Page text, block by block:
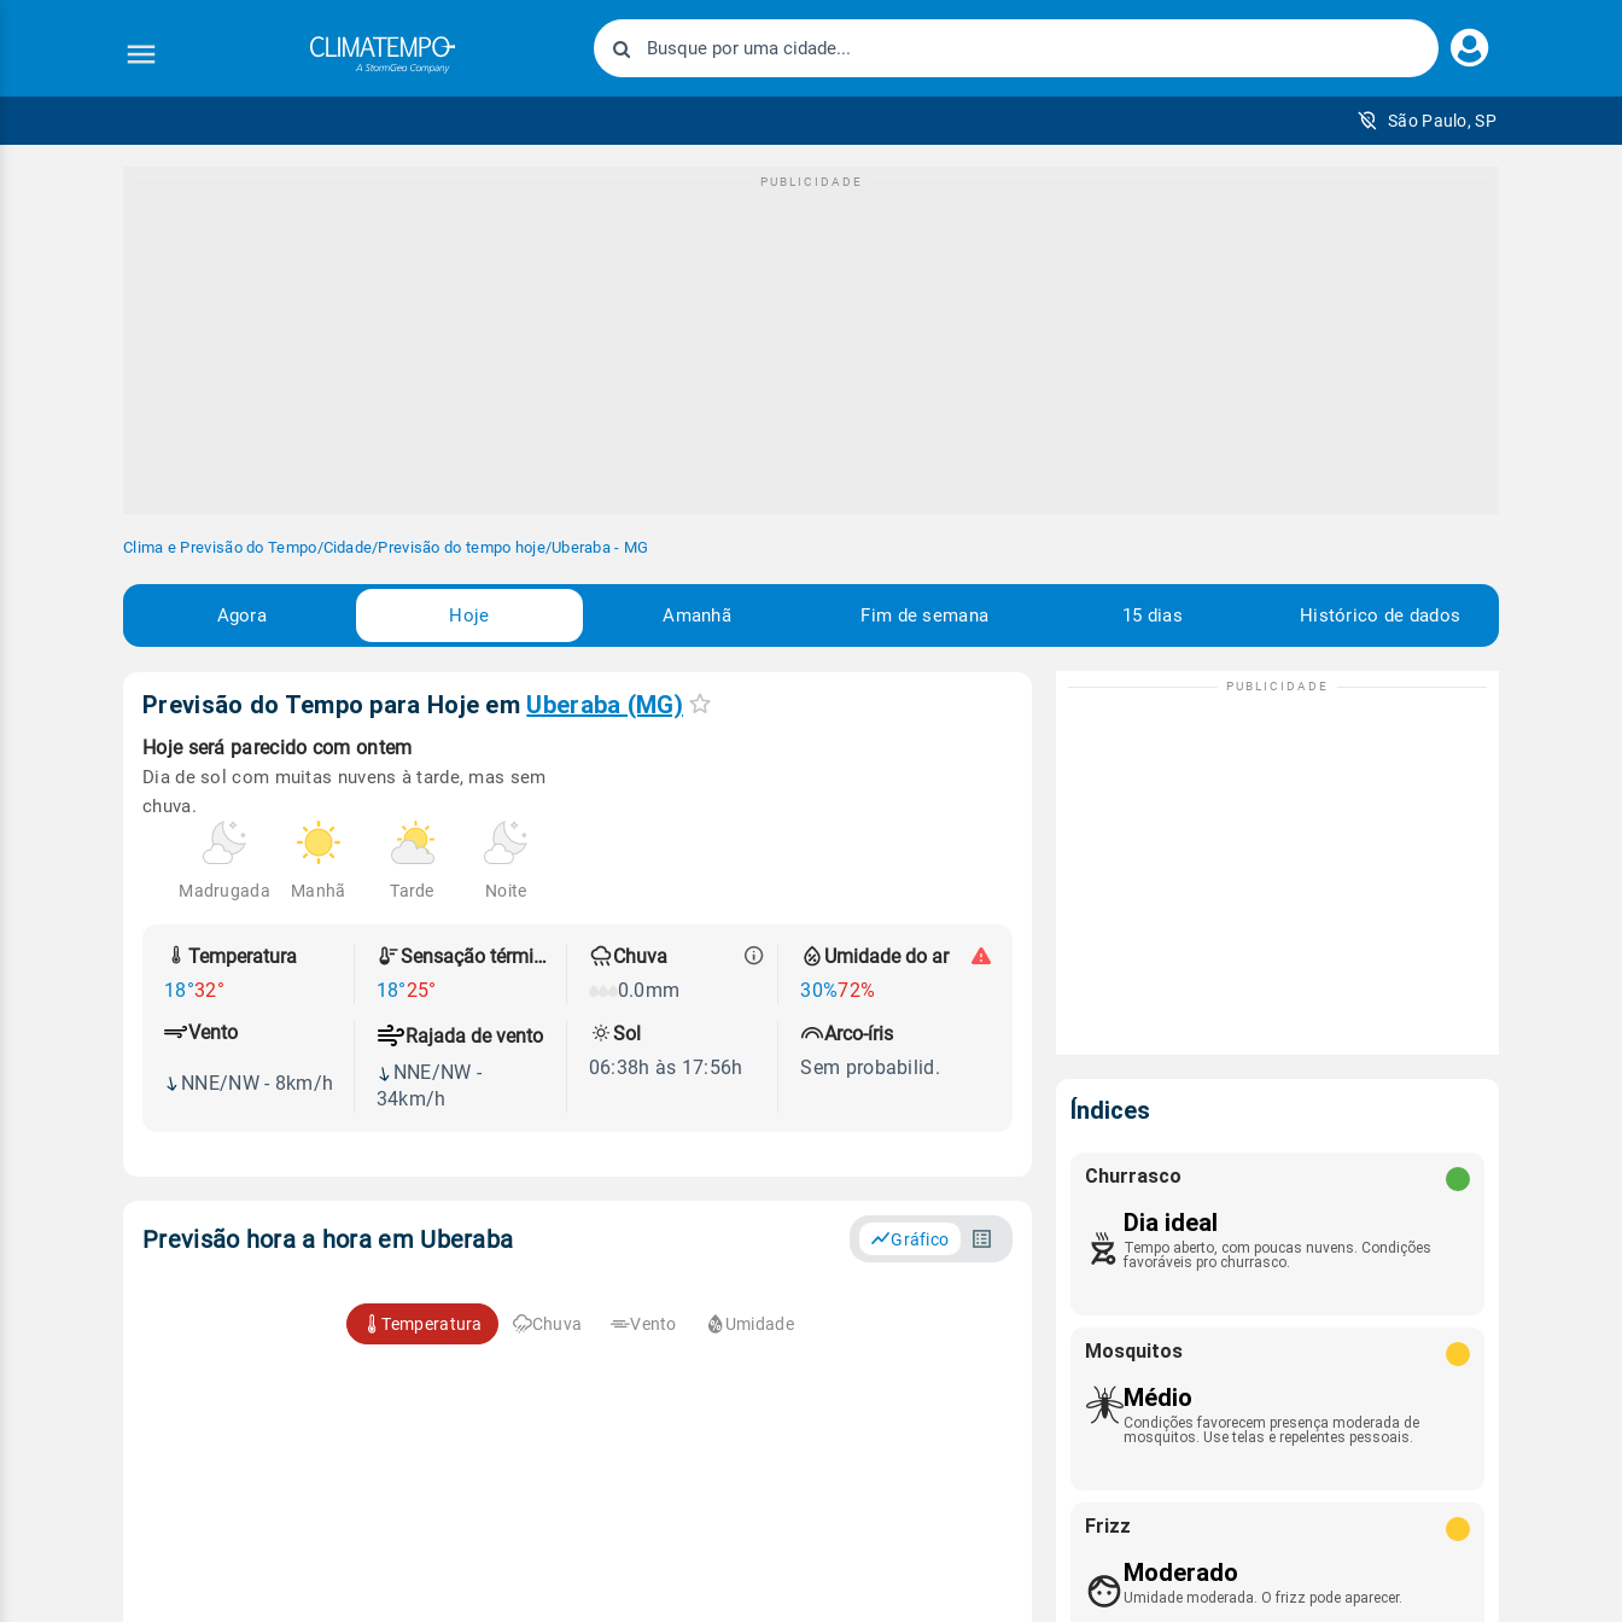
Faça
seu
São Paulo, SP
Clima e Previsão do Tempo/Cidade/Previsão do tempo hoje/Uberaba - MG
Agora Hoje Amanhã Fim de semana 15 dias Histórico de dados
Previsão do Tempo para Hoje em Uberaba (MG)
Hoje será parecido com ontem
Dia de sol com muitas nuvens à tarde, mas sem
chuva.
Madrugada Manhã Tarde Noite
Temperatura
18°32°
Sensação térmica
18°25°
Chuva
0.0mm
Umidade do ar
30%72%
Vento
NNE/NW - 8km/h
Rajada de vento
NNE/NW -
34km/h
Sol
06:38h às 17:56h
Arco-íris
Sem probabilid.
Previsão hora a hora em Uberaba Gráfico
Temperatura Chuva Vento Umidade
Índices
Churrasco
Dia ideal
Tempo aberto, com poucas nuvens. Condições
favoráveis pro churrasco.
Mosquitos
Médio
Condições favorecem presença moderada de
mosquitos. Use telas e repelentes pessoais.
Frizz
Moderado
Umidade moderada. O frizz pode aparecer.